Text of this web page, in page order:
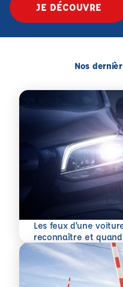
JE DÉCOUVRE
Nos
Les feux d’une
reconnaître et
En savoir plus